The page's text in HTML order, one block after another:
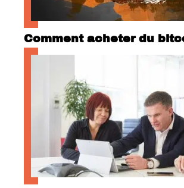
Comment acheter du